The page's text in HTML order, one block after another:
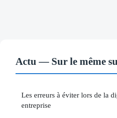
Actu — Sur le même
Les erreurs à éviter lors de la
entreprise